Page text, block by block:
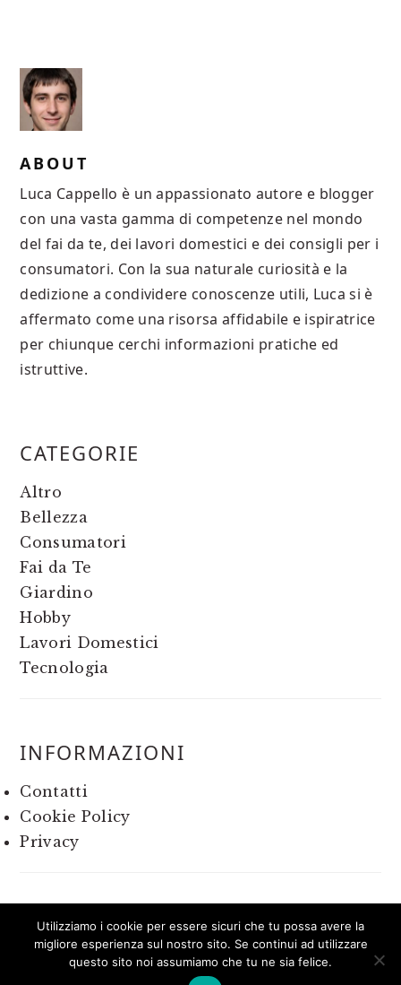
ABOUT
Luca Cappello è un appassionato autore e blogger
con una vasta gamma di competenze nel mondo
del fai da te, dei lavori domestici e dei consigli per i
consumatori. Con la sua naturale curiosità e la
dedizione a condividere conoscenze utili, Luca si è
affermato come una risorsa affidabile e ispiratrice
per chiunque cerchi informazioni pratiche ed
istruttive.
SIDEBAR
CATEGORIE
Altro
Bellezza
Consumatori
Fai da Te
Giardino
Hobby
Lavori Domestici
Tecnologia
INFORMAZIONI
Contatti
Cookie Policy
Privacy
COPYRIGHT © 2026 CAPPELLO IN MOSTRA ON
Utilizziamo i cookie per essere sicuri che tu possa avere la
migliore esperienza sul nostro sito. Se continui ad utilizzare
questo sito noi assumiamo che tu ne sia felice.